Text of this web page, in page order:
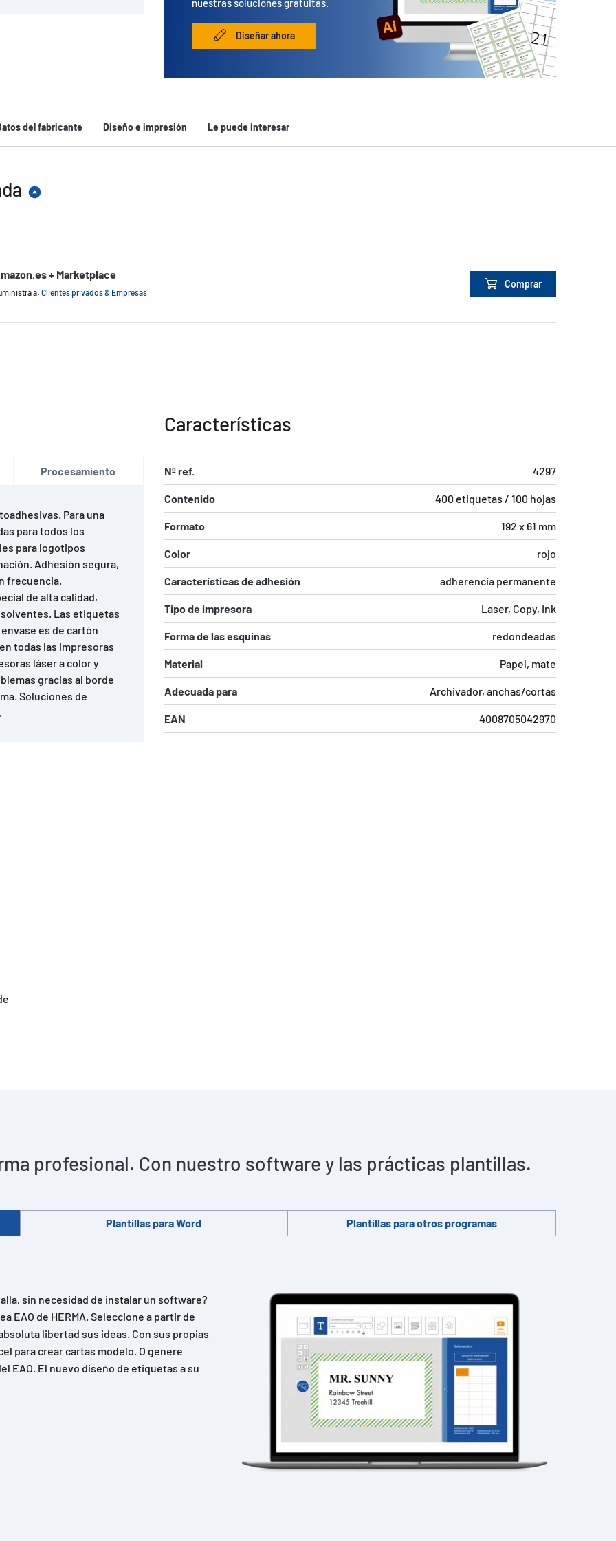
nuestras soluciones gratuitas.
Diseñar ahora
del fabricante Diseño e impresión Le puede interesar
+ Marketplace
a: Clientes privados & Empresas
Comprar
Procesamiento
Para una
para todos los
para logotipos
Adhesión segura,
frecuencia.
de alta calidad,
Las etiquetas
es de cartón
todas las impresoras
láser a color y
gracias al borde
Soluciones de
Características
Nº ref. 4297
Contenido 400 etiquetas / 100 hojas
Formato 192 x 61 mm
Color rojo
Características de adhesión adherencia permanente
Tipo de impresora Laser, Copy, Ink
Forma de las esquinas redondeadas
Material Papel, mate
Adecuada para Archivador, anchas/cortas
EAN 4008705042970
profesional. Con nuestro software y las prácticas plantillas.
Plantillas para Word Plantillas para otros programas
sin necesidad de instalar un software?
EAO de HERMA. Seleccione a partir de
libertad sus ideas. Con sus propias
para crear cartas modelo. O genere
EAO. El nuevo diseño de etiquetas a su